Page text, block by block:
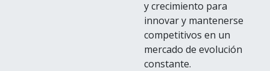
y crecimiento para
innovar y mantenerse
competitivos en un
mercado de evolución
constante.